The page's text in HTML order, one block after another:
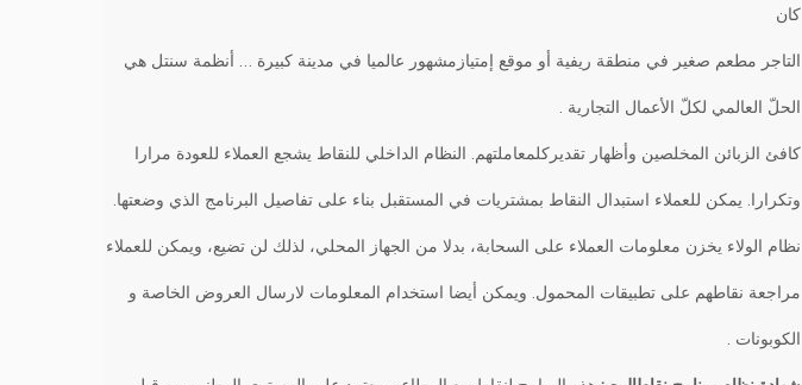
كان
التاجر مطعم صغير في منطقة ريفية أو موقع إمتيازمشهور عالميا في مدينة كبيرة … أنظمة سنتل هي
الحلّ العالمي لكلّ الأعمال التجارية .
كافئ الزبائن المخلصين وأظهار تقديركلمعاملتهم. النظام الداخلي للنقاط يشجع العملاء للعودة مرارا
وتكرارا. يمكن للعملاء استبدال النقاط بمشتريات في المستقبل بناء على تفاصيل البرنامج الذي وضعتها.
نظام الولاء يخزن معلومات العملاء على السحابة، بدلا من الجهاز المحلي، لذلك لن تضيع، ويمكن للعملاء
مراجعة نقاطهم على تطبيقات المحمول. ويمكن أيضا استخدام المعلومات لارسال العروض الخاصة و
الكوبونات .